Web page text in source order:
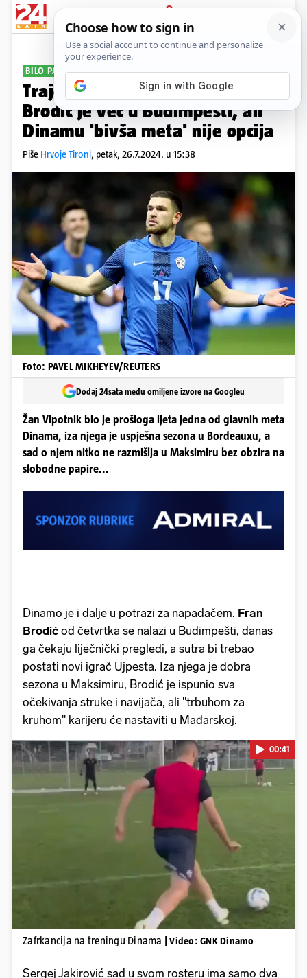
PRIJAVA
Sport Komentari
BILO PA PROŠLO...
Traje potraga za napadačem:
Brodić je već u Budimpešti, ali
Dinamu 'bivša meta' nije opcija
Piše Hrvoje Tironi, petak, 26.7.2024. u 15:38
Foto: PAVEL MIKHEYEV/REUTERS
Dodaj 24sata među omiljene izvore na Googleu
Žan Vipotnik bio je prošloga ljeta jedna od glavnih meta
Dinama, iza njega je uspješna sezona u Bordeauxu, a
sad o njem nitko ne razmišlja u Maksimiru bez obzira na
slobodne papire...
Dinamo je i dalje u potrazi za napadačem. Fran
Brodić od četvrtka se nalazi u Budimpešti, danas
ga čekaju liječnički pregledi, a sutra bi trebao
postati novi igrač Ujpesta. Iza njega je dobra
sezona u Maksimiru, Brodić je ispunio sva
očekivanja struke i navijača, ali "trbuhom za
kruhom" karijeru će nastaviti u Mađarskoj.
Pokretanje videa...
00:41
Zafrkancija na treningu Dinama | Video: GNK Dinamo
Sergej Jakirović sad u svom rosteru ima samo dva